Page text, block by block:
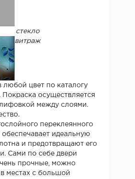
стекло
витраж
цвет по каталогу
Покраска осуществляется
между слоями.
переклеянного
идеальную
и предотвращают его
Сами по себе двери
прочные, можно
в местах с большой